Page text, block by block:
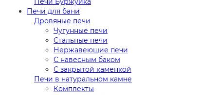
Печи для бани
Дровяные печи
Чугунные печи
Стальные печи
Нержавеющие печи
С навесным баком
С закрытой каменкой
Печи в натуральном камне
Комплекты